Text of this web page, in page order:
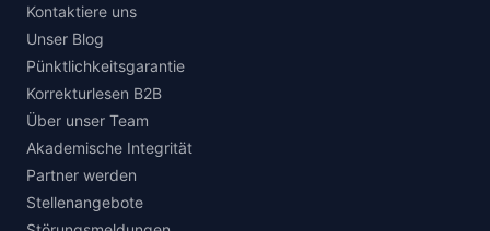
Kontaktiere uns
Unser Blog
Pünktlichkeitsgarantie
Korrekturlesen B2B
Über unser Team
Akademische Integrität
Partner werden
Stellenangebote